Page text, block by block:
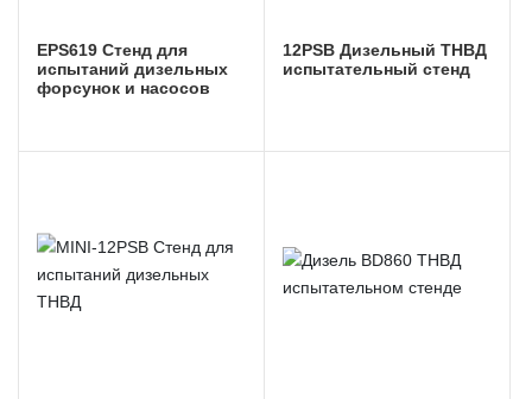
EPS619 Стенд для
испытаний дизельных
форсунок и насосов
12PSB Дизельный ТНВД
испытательный стенд